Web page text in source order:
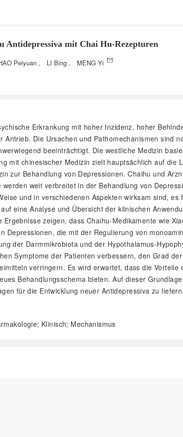
Antidepressiva mit Chai Hu-Rezepturen
Peiyuan , LI Bing ,
MENG Yi
Erkrankung mit hoher Inzidenz, hoher
Antrieb. Die Ursachen und Pathomechanismen
beeinträchtigt. Die westliche Medizin
mit chinesischer Medizin zielt hauptsächlich auf
zur Behandlung von Depressionen. Chaihu und
weit verbreitet in der Behandlung von
und in verschiedenen Aspekten wirksam sind,
eine Analyse und Übersicht der klinischen
zeigen, dass Chaihu-Medikamente wie
Depressionen, die mit der Regulierung von
der Darmmikrobiota und der Hypothalamus-
Symptome der Patienten verbessern, den Grad
verringern. Es wird erwartet, dass die
Behandlungsschema bieten. Auf dieser
für die Entwicklung neuer Antidepressiva zu liefern.
Klinisch; Mechanismus